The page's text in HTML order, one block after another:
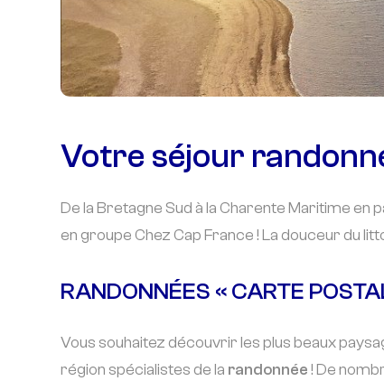
Votre séjour
De la Bretagne Sud à la Charente Maritime en
en groupe Chez Cap France ! La douceur du
RANDONNÉES « CARTE
Vous souhaitez découvrir les plus beaux
région spécialistes de la randonnée! De